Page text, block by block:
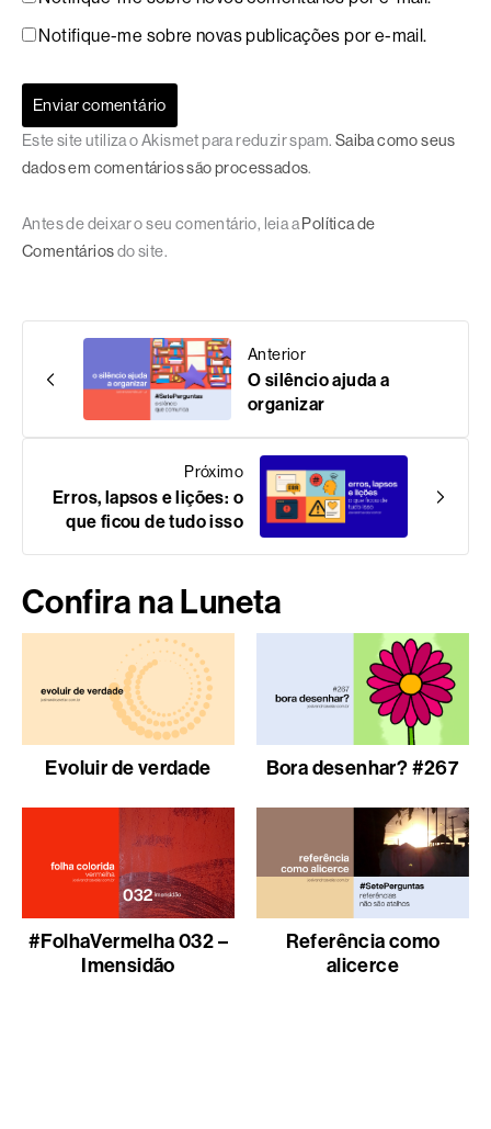
Notifique-me sobre novas publicações por e-mail.
Este site utiliza o Akismet para reduzir spam. Saiba como seus
dados em comentários são processados.
Antes de deixar o seu comentário, leia a Política de
Comentáriosdo site.
Anterior
O silêncio ajuda a
organizar
Próximo
Erros, lapsos e lições: o
que ficou de tudo isso
Confira na Luneta
Evoluir de verdade Bora desenhar? #267
#FolhaVermelha 032 –
Imensidão
Referência como
alicerce